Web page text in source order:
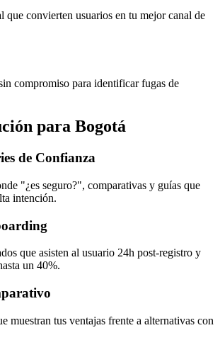
que convierten usuarios en tu mejor canal de
compromiso para identificar fugas de
para Bogotá
de Confianza
"¿es seguro?", comparativas y guías que
intención.
que asisten al usuario 24h post-registro y
un 40%.
muestran tus ventajas frente a alternativas con